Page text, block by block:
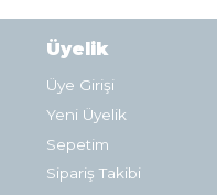
Üyelik
Üye Girişi
Yeni Üyelik
Sepetim
Sipariş Takibi